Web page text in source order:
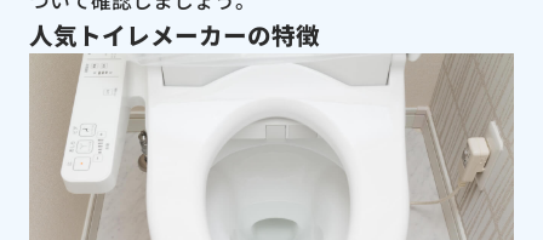
人気トイレメーカーの特徴